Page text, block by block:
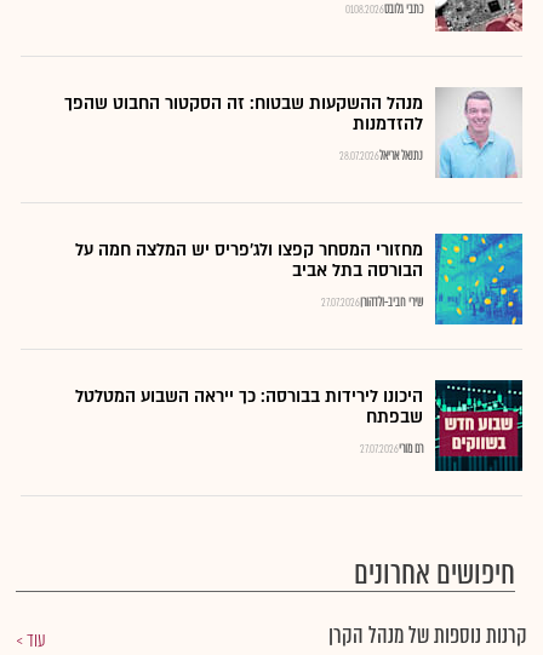
01.08.2026כתבי גלובס
מנהל ההשקעות שבטוח: זה הסקטור החבוט שהפך
להזדמנות
28.07.2026נתנאל אריאל
מחזורי המסחר קפצו ולג'פריס יש המלצה חמה על
הבורסה בתל אביב
27.07.2026שירי חביב-ולדהורן
היכונו לירידות בבורסה: כך ייראה השבוע המטלטל
שבפתח
27.07.2026רם מורי
חיפושים אחרונים
קרנות נוספות של מנהל הקרן עוד